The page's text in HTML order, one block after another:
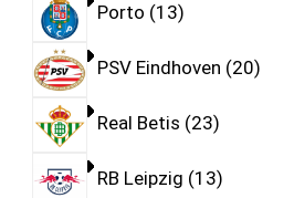
Porto 13
PSV Eindhoven 20
Real Betis 23
RB Leipzig 13